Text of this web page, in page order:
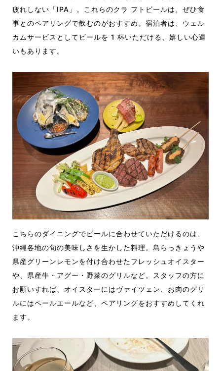
疲れしない「IPA」。これらのクラ フトビールは、ぜひ食
事とのペアリングで飲むのがおすすめ。宿泊者は、ウェル
カムサービスとしてビールを 1 杯いただける、嬉しい心遣
いもあります。
こちらのダイニングでビールに合わせていただけるのは、
沖縄各地の旬の美味しさを生かした料理。島らっきょうや
県産グリーンレモンを付け合わせたフレッシュオイスター
や、県産牛・アグー・野菜のグリルなど。スタッフの方に
お願いすれば、オイスターにはヴァイツェン、お肉のグリ
ルにはペールエールなど、ペアリングをおすすめしてくれ
ます。